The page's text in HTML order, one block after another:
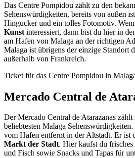
Das Centre Pompidou zählt zu den
Sehenswürdigkeiten, bereits von außen
Hingucker und ein tolles Fotomotiv.
Kunst interessiert, dann bist du hier in
am Hafen von Malaga an der richtigen
Malaga ist übrigens der einzige Standort
außerhalb von Frankreich.
Ticket für das Centre Pompidou in
Mercado Central de
Der Mercado Central de Atarazanas
beliebtesten Malaga
vom Hafen entfernt in der Altstadt. Er ist
Markt der Stadt. Hier kaufst du
und Fisch sowie Snacks und Tapas für